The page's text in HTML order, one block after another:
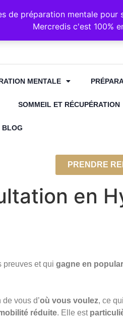
06 15 36 04 05
MENTALE
SOMMEIL ET RÉCUPÉRATION
BLOG
PRENDRE
en
preuves et qui gagne en
vous d’où vous voulez, ce qui
réduite. Elle est
de préparation mentale
Mercredis c'est 100%